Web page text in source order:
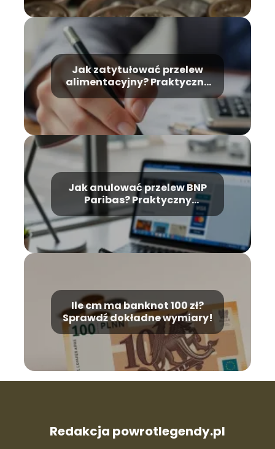
Jak zatytułować przelew
alimentacyjny? Praktyczne
wskazówki
Jak anulować przelew BNP
Paribas? Praktyczny
przewodnik krok po kroku
Ile cm ma banknot 100 zł?
Sprawdź dokładne wymiary!
Redakcja powrotlegendy.pl